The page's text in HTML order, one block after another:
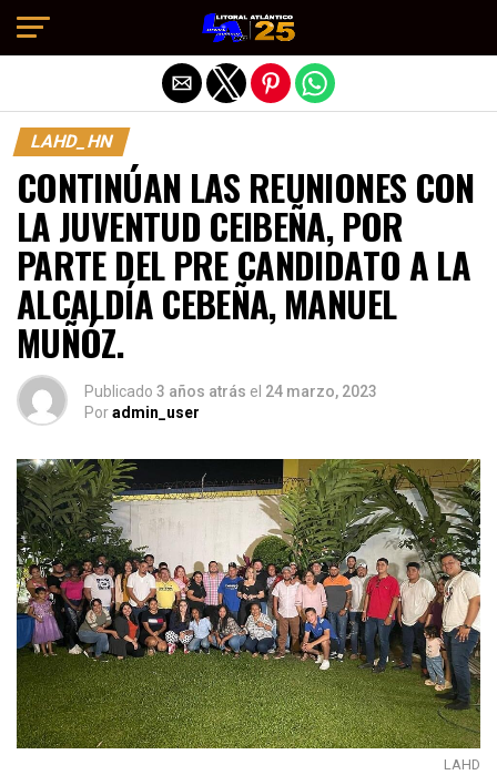
LAHD_HN
CONTINÚAN LAS REUNIONES CON
LA JUVENTUD CEIBEÑA, POR
PARTE DEL PRE CANDIDATO A LA
ALCALDÍA CEBEÑA, MANUEL
MUÑÓZ.
Publicado 3 años atrás el 24 marzo, 2023
Poradmin_user
LAHD
Salir de la versión móvil